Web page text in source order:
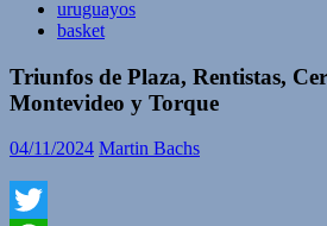
uruguayos
basket
Triunfos de Plaza, Rentistas,
Montevideo y Torque
04/11/2024 Martin Bachs